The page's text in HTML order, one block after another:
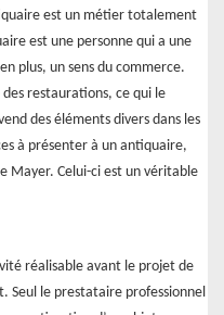
est un métier totalement
est une personne qui a une
plus, un sens du commerce.
restaurations, ce qui le
des éléments divers dans les
à présenter à un antiquaire,
Mayer. Celui-ci est un véritable
réalisable avant le projet de
Seul le prestataire professionnel